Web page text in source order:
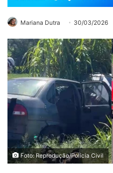
Mariana Dutra 30/03/2026
Foto: Reprodução/Polícia Civil